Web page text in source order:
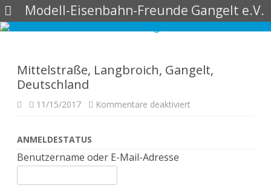
Modell-Eisenbahn-Freunde Gangelt e.V.
Skip
Mittelstraße, Langbroich, Gangelt,
Deutschland
11/15/2017 Kommentare deaktiviert
ANMELDESTATUS
Benutzername oder E-Mail-Adresse